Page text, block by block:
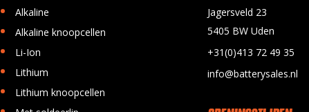
• Alkaline
• Alkaline knoopcellen
• Li-Ion
• Lithium
• Lithium knoopcellen
Jagersveld 23
5405 BW Uden
+31(0)413 72 49 35
info@batterysales.nl